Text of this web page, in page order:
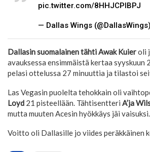
pic.twitter.com/8HHJCPlBPJ
— Dallas Wings
Dallasin suomalainen tähtiAwak Kuieroli
avauksessa ensimmäistä kertaa syyskuun
pelasi ottelussa 27 minuuttia ja tilastoi
Las Vegasin puolelta tehokkain oli
Loyd 21 pisteellään. Tähtisentteri A’ja
mutta muuten Acesin hyökkäys jäi vaisuksi.
Voitto oli Dallasille jo viides peräkkäinen